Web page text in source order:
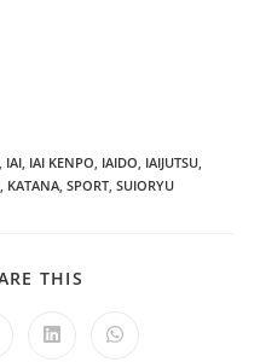
IAI IAI KENPO IAIDO IAIJUTSU
KATANA SPORT SUIORYU
THIS